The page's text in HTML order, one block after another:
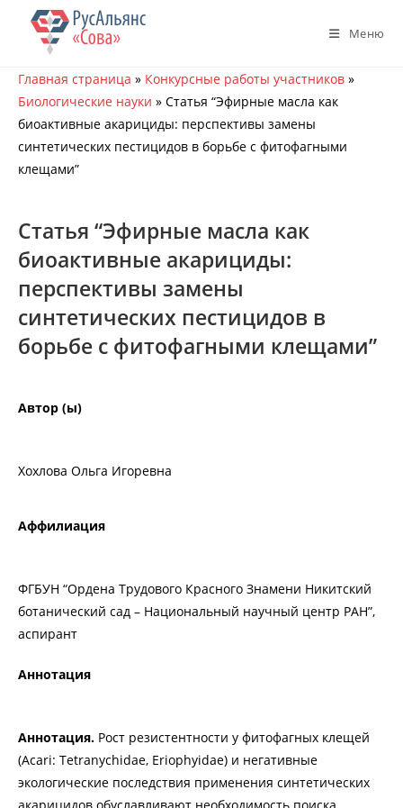
Перейти
содержимому
Меню
Главная страница » Конкурсные работы участников »
Биологические науки » Статья “Эфирные масла как
биоактивные акарициды: перспективы замены
синтетических пестицидов в борьбе с фитофагными
клещами”
Статья “Эфирные масла как
биоактивные акарициды:
перспективы замены
синтетических пестицидов в
борьбе с фитофагными клещами”
Автор (ы)
Хохлова Ольга Игоревна
Аффилиация
ФГБУН “Ордена Трудового Красного Знамени Никитский
ботанический сад – Национальный научный центр РАН”,
аспирант
Аннотация
Аннотация. Рост резистентности у фитофагных клещей
(Acari: Tetranychidae, Eriophyidae) и негативные
экологические последствия применения синтетических